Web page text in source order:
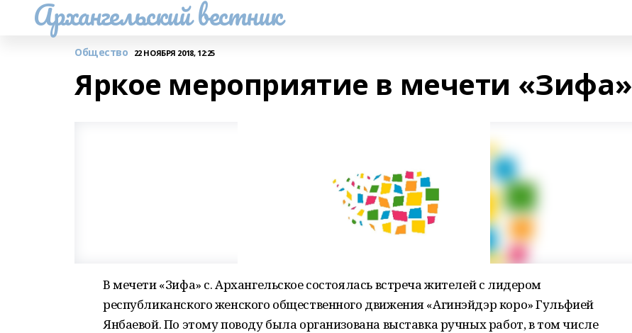
Архангельский вестник
Общество 22 НОЯБРЯ 2018, 12:25
Яркое мероприятие в мечети «Зифа»
В мечети «Зифа» с. Архангельское состоялась встреча жителей с лидером
республиканского женского общественного движения «Агинэйдэр коро» Гульфией
Янбаевой. По этому поводу была организована выставка ручных работ, в том числе